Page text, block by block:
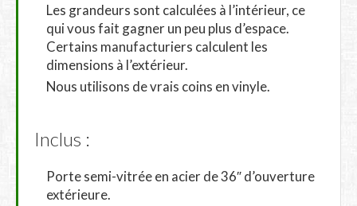
Les grandeurs sont calculées à l’intérieur, ce
qui vous fait gagner un peu plus d’espace.
Certains manufacturiers calculent les
dimensions à l’extérieur.
Nous utilisons de vrais coins en vinyle.
Inclus :
Porte semi-vitrée en acier de 36″ d’ouverture
extérieure.